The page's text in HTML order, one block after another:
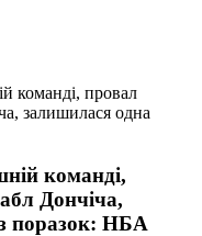
команді, провал
залишилася одна
команді,
Дончіча,
поразок: НБА